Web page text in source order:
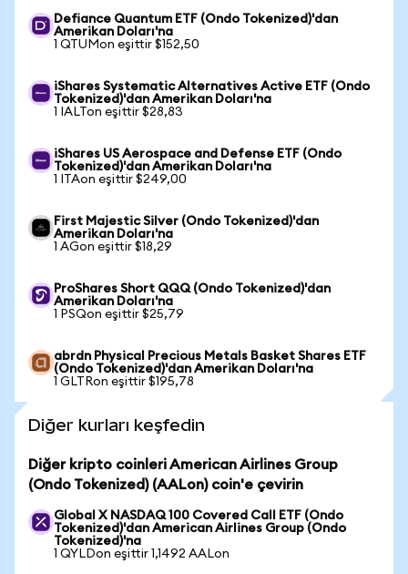
Defiance Quantum ETF (Ondo Tokenized)'dan
Amerikan Doları'na
1 QTUMon eşittir $152,50
iShares Systematic Alternatives Active ETF (Ondo
Tokenized)'dan Amerikan Doları'na
1 IALTon eşittir $28,83
iShares US Aerospace and Defense ETF (Ondo
Tokenized)'dan Amerikan Doları'na
1 ITAon eşittir $249,00
First Majestic Silver (Ondo Tokenized)'dan
Amerikan Doları'na
1 AGon eşittir $18,29
ProShares Short QQQ (Ondo Tokenized)'dan
Amerikan Doları'na
1 PSQon eşittir $25,79
abrdn Physical Precious Metals Basket Shares ETF
(Ondo Tokenized)'dan Amerikan Doları'na
1 GLTRon eşittir $195,78
Diğer kurları keşfedin
Diğer kripto coinleri American Airlines Group
(Ondo Tokenized) (AALon) coin'e çevirin
Global X NASDAQ 100 Covered Call ETF (Ondo
Tokenized)'dan American Airlines Group (Ondo
Tokenized)'na
1 QYLDon eşittir 1,1492 AALon